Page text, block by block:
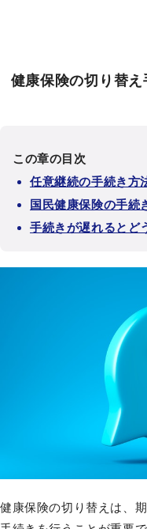
健康保険の切り替え
この章の目次
任意継続の手続き方
国民健康保険の手続
手続きが遅れるとど
健康保険の切り替えは、